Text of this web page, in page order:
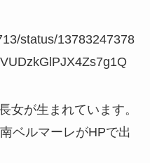
status/13783247378
女が生まれています。
ベルマーレがHPで出